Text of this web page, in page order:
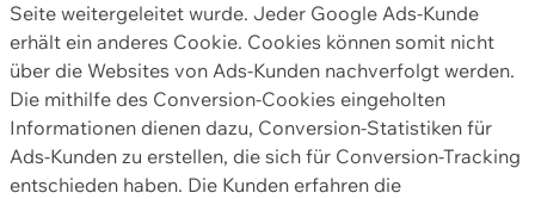
Seite weitergeleitet wurde. Jeder Google Ads-Kunde
erhält ein anderes Cookie. Cookies können somit nicht
über die Websites von Ads-Kunden nachverfolgt werden.
Die mithilfe des Conversion-Cookies eingeholten
Informationen dienen dazu, Conversion-Statistiken für
Ads-Kunden zu erstellen, die sich für Conversion-Tracking
entschieden haben. Die Kunden erfahren die